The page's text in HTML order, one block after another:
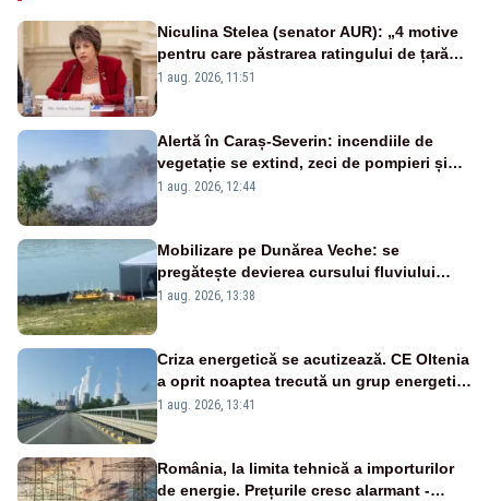
Niculina Stelea (senator AUR): „4 motive
pentru care păstrarea ratingului de țară
nu este o reușită pentru Guvernul
1 aug. 2026, 11:51
Alertă în Caraș-Severin: incendiile de
vegetație se extind, zeci de pompieri și
silvicultori se luptă cu flăcările - VIDEO
1 aug. 2026, 12:44
Mobilizare pe Dunărea Veche: se
pregătește devierea cursului fluviului
către Cernavodă – VIDEO
1 aug. 2026, 13:38
Criza energetică se acutizează. CE Oltenia
a oprit noaptea trecută un grup energetic
de la Rovinari
1 aug. 2026, 13:41
România, la limita tehnică a importurilor
de energie. Prețurile cresc alarmant -